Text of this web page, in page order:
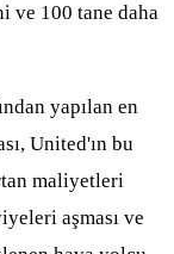
ve 100 tane daha
yapılan en
United'ın bu
maliyetleri
aşması ve